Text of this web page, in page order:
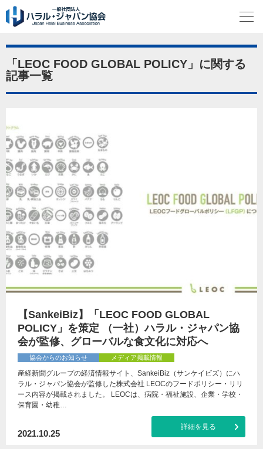
「LEOC FOOD GLOBAL POLICY」に関する
記事一覧
【SankeiBiz】「LEOC FOOD GLOBAL
POLICY」を策定 （一社）ハラル・ジャパン協
会が監修、グローバルな食文化に対応へ
協会からのお知らせ メディア掲載情報
産経新聞グループの経済情報サイト、SankeiBiz（サンケイビズ）にハ
ラル・ジャパン協会が監修した株式会社 LEOCのフードポリシー・リリ
ース内容が掲載されました。 LEOCは、病院・福祉施設、企業・学校・
保育園・幼稚…
2021.10.25
詳細を見る